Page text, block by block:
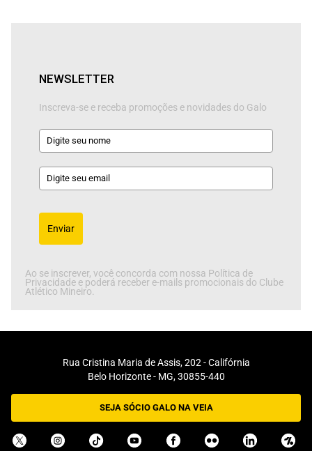
NEWSLETTER
Inscreva-se e receba promoções e novidades do Galo
Enviar
Ao se inscrever, você concorda com nossa Política de
Privacidade e poderá receber e-mails promocionais do Clube
Atlético Mineiro.
Rua Cristina Maria de Assis, 202 - Califórnia
Belo Horizonte - MG, 30855-440
SEJA SÓCIO GALO NA VEIA